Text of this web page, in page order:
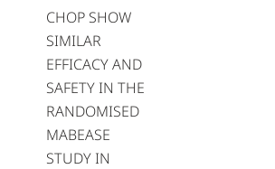
CHOP SHOW
SIMILAR
EFFICACY AND
SAFETY IN THE
RANDOMISED
MABEASE
STUDY IN